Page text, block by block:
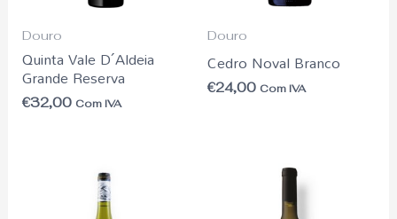
Douro
Quinta Vale D´Aldeia
Grande Reserva
€32,00 Com IVA
Douro
Cedro Noval Branco
€24,00 Com IVA